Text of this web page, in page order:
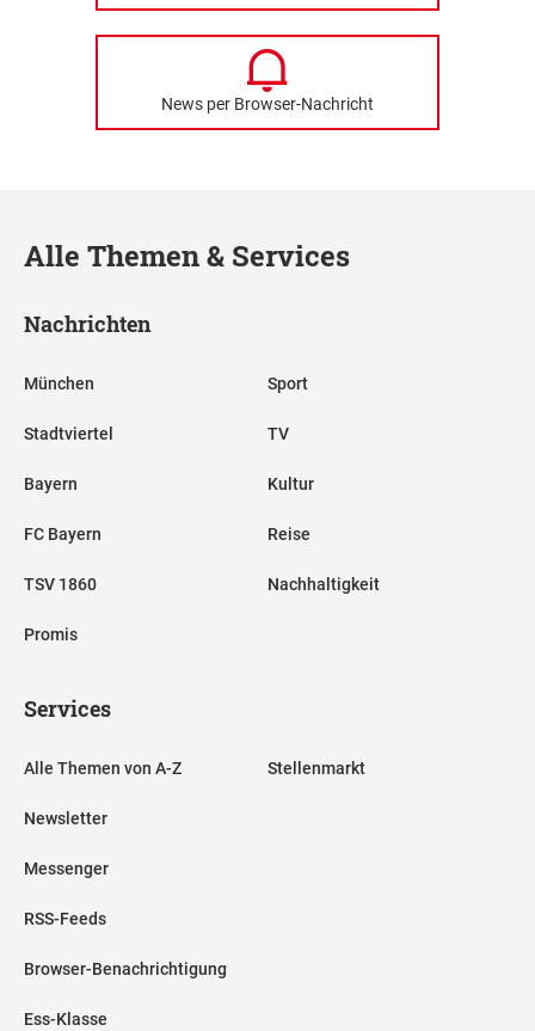
News per Browser-Nachricht
Alle Themen & Services
Nachrichten
München
Stadtviertel
Bayern
FC Bayern
TSV 1860
Promis
Sport
TV
Kultur
Reise
Nachhaltigkeit
Services
Alle Themen von A-Z
Newsletter
Messenger
RSS-Feeds
Browser-Benachrichtigung
Ess-Klasse
Stellenmarkt